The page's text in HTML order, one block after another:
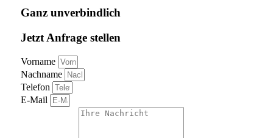
Ganz unverbindlich
Jetzt Anfrage stellen
Vorname
Nachname
Telefon
E-Mail